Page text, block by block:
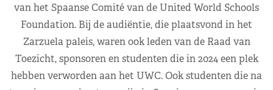
van het Spaanse Comité van de United World Schools
Foundation. Bij de audiëntie, die plaatsvond in het
Zarzuela paleis, waren ook leden van de Raad van
Toezicht, sponsoren en studenten die in 2024 een plek
hebben verworden aan het UWC. Ook studenten die na